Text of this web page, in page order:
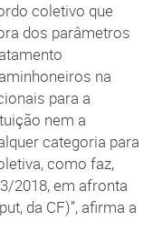
coletivo que
dos parâmetros
na
para a
nem a
categoria para
como faz,
2018, em afronta
da CF)”, afirma a